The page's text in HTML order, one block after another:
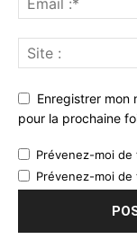
Enregistrer mon
pour la prochaine
Prévenez-moi
Prévenez-moi